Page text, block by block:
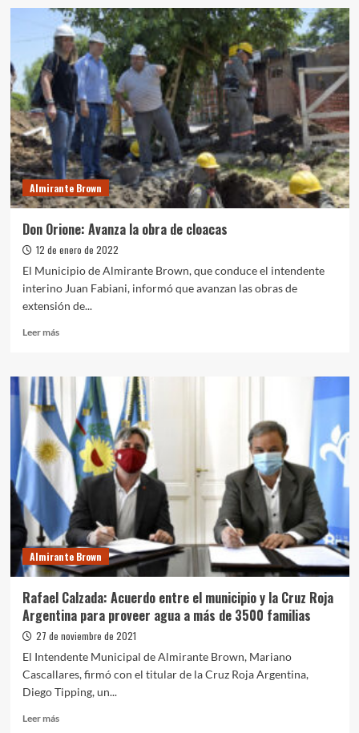
Kicillof
recorrió
los
avances
de
megaobra
del
Sistema
Riachuelo
Almirante Brown
Don Orione: Avanza la obra de cloacas
12 de enero de 2022
El Municipio de Almirante Brown, que conduce el intendente
interino Juan Fabiani, informó que avanzan las obras de
extensión de...
Leer másLeer
Don
Orione:
Avanza
la
obra
de
cloacas
Almirante Brown
Rafael Calzada: Acuerdo entre el municipio y la Cruz Roja
Argentina para proveer agua a más de 3500 familias
27 de noviembre de 2021
El Intendente Municipal de Almirante Brown, Mariano
Cascallares, firmó con el titular de la Cruz Roja Argentina,
Diego Tipping, un...
Leer másLeer